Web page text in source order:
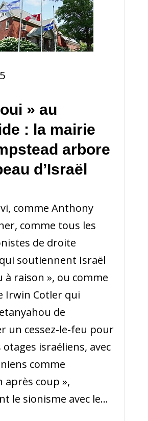
» au
: la mairie
arbore
d’Israël
comme Anthony
comme tous les
de droite
soutiennent Israël
à raison », ou comme
Irwin Cotler qui
de
un cessez-le-feu pour
israéliens, avec
comme
après coup »,
le sionisme avec le...